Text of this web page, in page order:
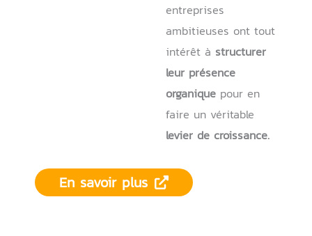
entreprises
ambitieuses ont tout
intérêt à structurer
leur présence
organique pour en
faire un véritable
levier de croissance.
En savoir plus